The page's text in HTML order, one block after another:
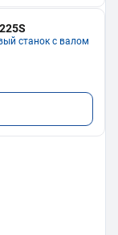
станок с валом